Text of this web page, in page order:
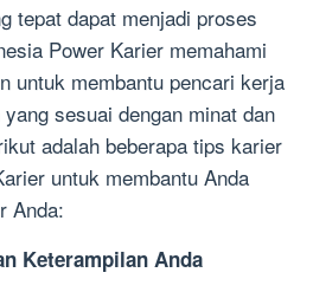
tepat dapat menjadi proses
Power Karier memahami
untuk membantu pencari kerja
sesuai dengan minat dan
adalah beberapa tips karier
untuk membantu Anda
Anda:
Keterampilan Anda